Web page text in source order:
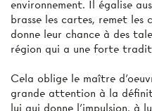
environnement. Il égalise
brasse les cartes, remet les
donne leur chance à des
région qui a une forte
Cela oblige le maître
grande attention à la
lui qui donne l’impulsion, à